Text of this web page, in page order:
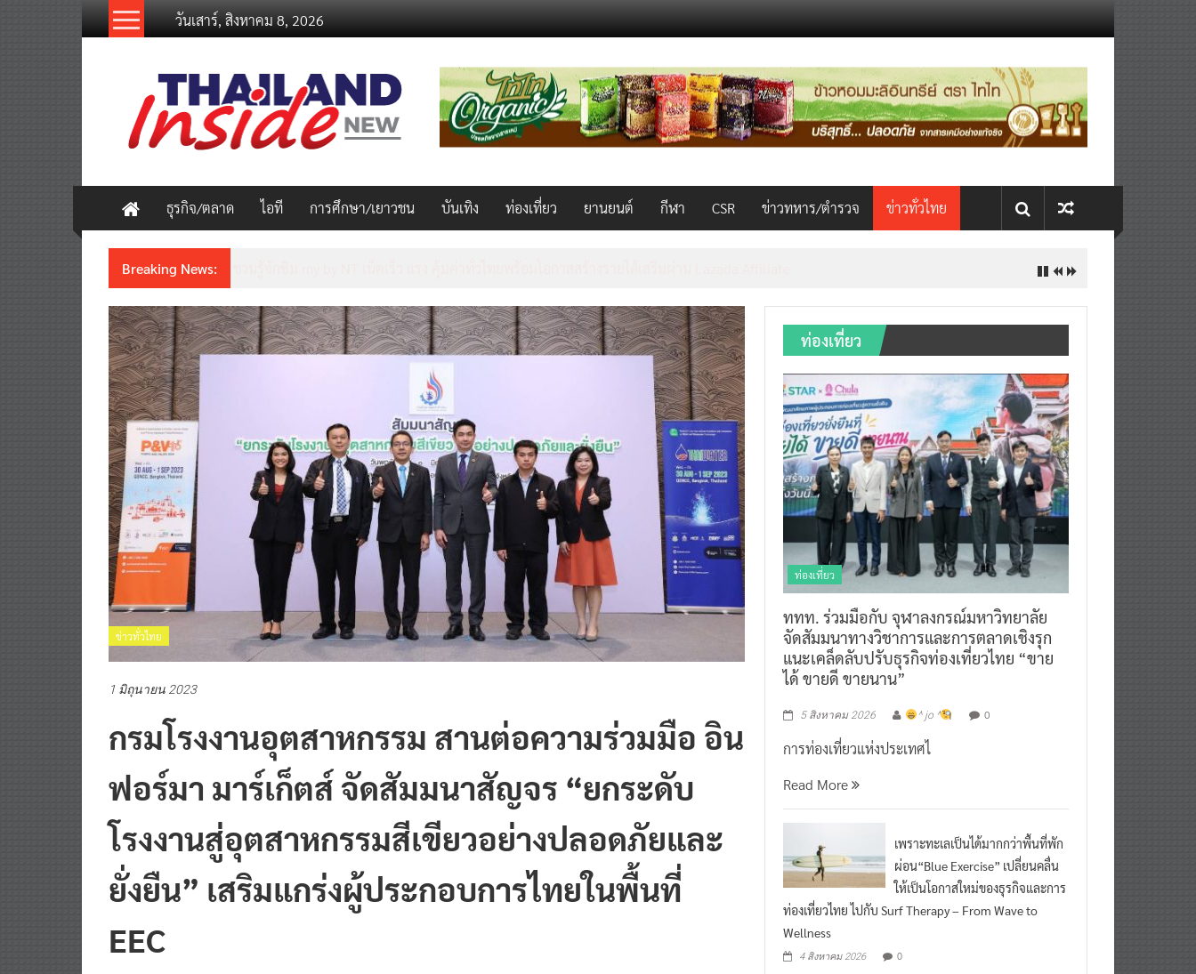
วันเสาร์, สิงหาคม 8, 2026
thailandinsidenew.com
Thailand
Inside
New
ธุรกิจ/ตลาด ไอที การศึกษา/เยาวชน บันเทิง ท่องเที่ยว ยานยนต์ กีฬา CSR ข่าวทหาร/ตำรวจ ข่าวทั่วไทย
Breaking News:
ข่าวทั่วไทย
1 มิถุนายน 2023
กรมโรงงานอุตสาหกรรม สานต่อความร่วมมือ อิน
ฟอร์มา มาร์เก็ตส์ จัดสัมมนาสัญจร “ยกระดับ
โรงงานสู่อุตสาหกรรมสีเขียวอย่างปลอดภัยและ
ยั่งยืน” เสริมแกร่งผู้ประกอบการไทยในพื้นที่
EEC
ท่องเที่ยว
ท่องเที่ยว
ททท. ร่วมมือกับ จุฬาลงกรณ์มหาวิทยาลัย
จัดสัมมนาทางวิชาการและการตลาดเชิงรุก
แนะเคล็ดลับปรับธุรกิจท่องเที่ยวไทย “ขาย
ได้ ขายดี ขายนาน”
5 สิงหาคม 2026 ^ jo ^ 0
การท่องเที่ยวแห่งประเทศไ
Read More
เพราะทะเลเป็นได้มากกว่าพื้นที่พัก
ผ่อน“Blue Exercise” เปลี่ยนคลื่น
ให้เป็นโอกาสใหม่ของธุรกิจและการ
ท่องเที่ยวไทย ไปกับ Surf Therapy – From Wave to
Wellness
4 สิงหาคม 2026 0